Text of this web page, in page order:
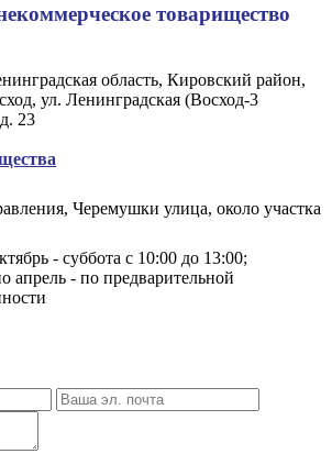
товарищество
область, Кировский район,
ул. Ленинградская (Восход-3
23
Черемушки улица, около участка
- суббота с 10:00 до 13:00;
апрель - по предварительной